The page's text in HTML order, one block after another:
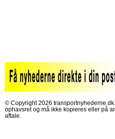
© Copyright 2026
ophavsret og må ikke kopieres eller på
aftale.